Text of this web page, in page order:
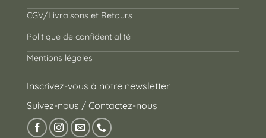
CGV/Livraisons et Retours
Politique de confidentialité
Mentions légales
Inscrivez-vous à notre newsletter
Suivez-nous / Contactez-nous